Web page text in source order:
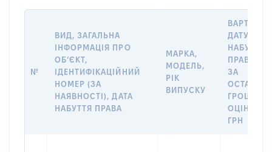
№
ВИД, ЗАГАЛЬНА
ІНФОРМАЦІЯ ПРО
ОБʼЄКТ,
ІДЕНТИФІКАЦІЙНИЙ
НОМЕР (ЗА
НАЯВНОСТІ), ДАТА
НАБУТТЯ ПРАВА
МАРКА,
МОДЕЛЬ,
РІК
ВИПУСКУ
ВАРТІСТЬ
ДАТУ
НАБУТТЯ
ПРАВА
ЗА
ОЦІНКОЮ,
ГРН